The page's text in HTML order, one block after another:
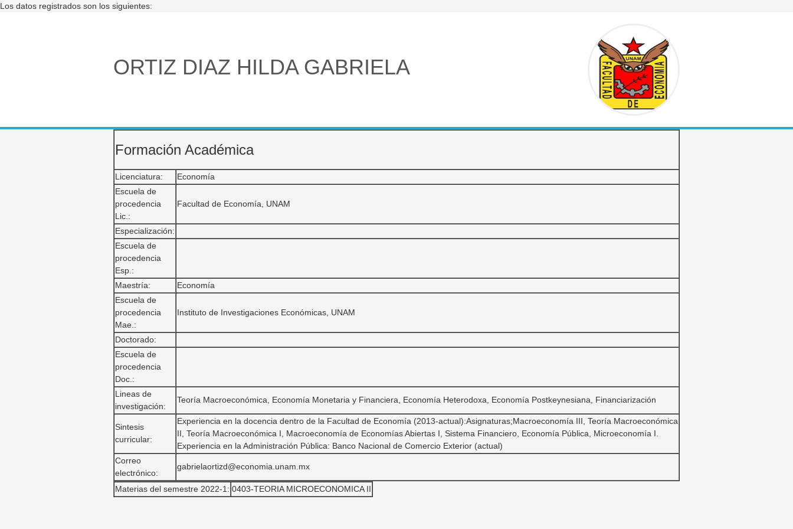
Los datos registrados son los siguientes:
ORTIZ DIAZ HILDA GABRIELA
Formación Académica
Licenciatura:
Economía
Escuela de
procedencia
Lic.:
Facultad de Economía, UNAM
Especialización:
Escuela de
procedencia
Esp.:
Maestría:
Economía
Escuela de
procedencia
Mae.:
Instituto de Investigaciones Económicas, UNAM
Doctorado:
Escuela de
procedencia
Doc.:
Lineas de
investigación:
Teoría Macroeconómica, Economía Monetaria y Financiera, Economía Heterodoxa, Economía Postkeynesiana, Financiarización
Sintesis
curricular:
Experiencia en la docencia dentro de la Facultad de Economía (2013-actual):Asignaturas;Macroeconomía III, Teoría Macroeconómica
II, Teoría Macroeconómica I, Macroeconomía de Economías Abiertas I, Sistema Financiero, Economía Pública, Microeconomía I.
Experiencia en la Administración Pública: Banco Nacional de Comercio Exterior (actual)
Correo
electrónico:
gabrielaortizd@economia.unam.mx
Materias del semestre 2022-1: 0403-TEORIA MICROECONOMICA II